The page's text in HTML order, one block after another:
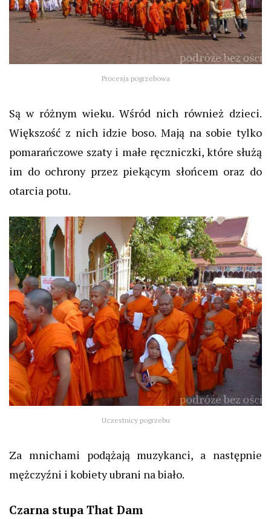
Procesja pogrzebowa
Są w różnym wieku. Wśród nich również dzieci.
Większość z nich idzie boso. Mają na sobie tylko
pomarańczowe szaty i małe ręczniczki, które służą
im do ochrony przez piekącym słońcem oraz do
otarcia potu.
Uczestnicy pogrzebu
Za mnichami podążają muzykanci, a następnie
mężczyźni i kobiety ubrani na biało.
Czarna stupa That Dam